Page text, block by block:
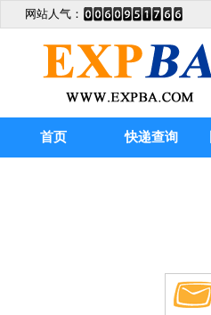
网站人气：
首页 快递查询